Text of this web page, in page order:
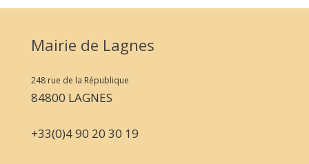
Mairie de Lagnes
248 rue de la République
84800 LAGNES
+33(0)4 90 20 30 19